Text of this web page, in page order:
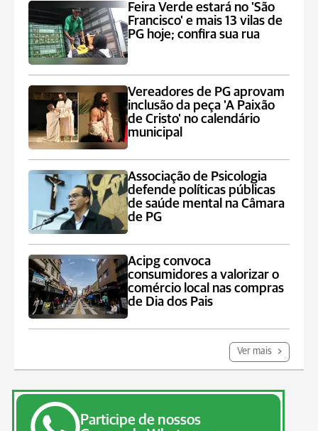
Feira Verde estará no 'São
Francisco' e mais 13 vilas de
PG hoje; confira sua rua
Vereadores de PG aprovam
inclusão da peça 'A Paixão
de Cristo' no calendário
municipal
Associação de Psicologia
defende políticas públicas
de saúde mental na Câmara
de PG
Acipg convoca
consumidores a valorizar o
comércio local nas compras
de Dia dos Pais
Ver mais
Participe de nossos